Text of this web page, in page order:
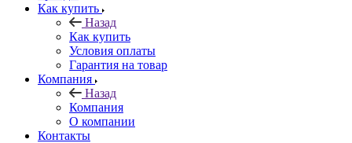
Как купить
Назад
Как купить
Условия оплаты
Гарантия на товар
Компания
Назад
Компания
О компании
Контакты